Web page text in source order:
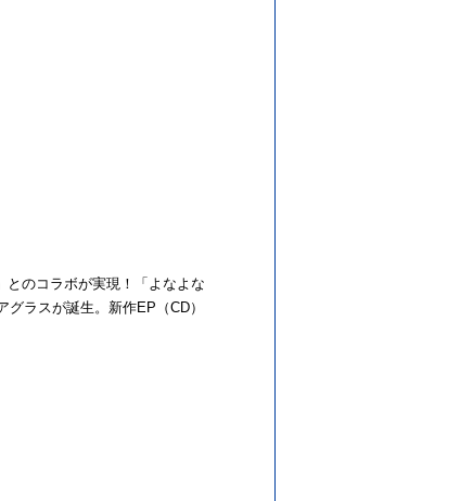
のコラボが実現！「よなよな
ラスが誕生。新作EP（CD）